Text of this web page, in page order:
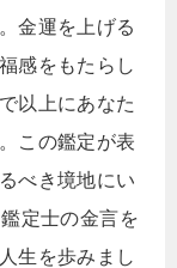
金運を上げる
感をもたらし
以上にあなた
この鑑定が表
べき境地にい
定士の金言を
生を歩みまし